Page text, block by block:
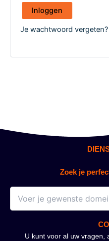
Inloggen
Je wachtwoord vergeten?
Zoek je
U kunt voor al uw vragen,